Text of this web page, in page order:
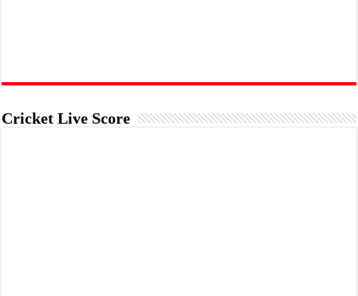
Cricket Live Score